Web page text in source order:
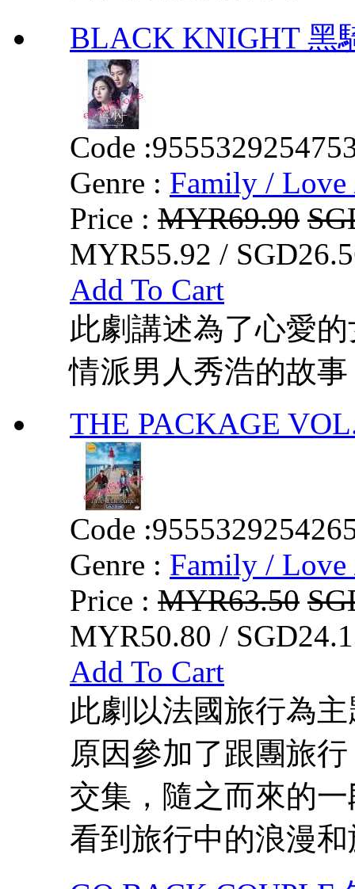
BLACK KNIGHT 黑
Code :
Genre : Family / Love
Price : MYR69.90
MYR55.92 /
Add To Cart
此劇講述為了心愛
情派男人秀浩的故事
THE PACKAGE
Code :
Genre : Family / Love
Price : MYR63.50
MYR50.80 /
Add To Cart
此劇以法國旅行為
原因參加了跟團旅
交集，隨之而來的
看到旅行中的浪漫